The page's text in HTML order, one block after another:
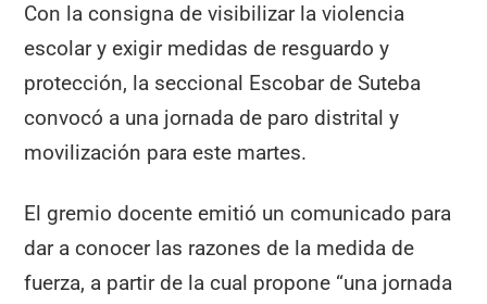
Con la consigna de visibilizar la violencia
escolar y exigir medidas de resguardo y
protección, la seccional Escobar de Suteba
convocó a una jornada de paro distrital y
movilización para este martes.
El gremio docente emitió un comunicado para
dar a conocer las razones de la medida de
fuerza, a partir de la cual propone “una jornada